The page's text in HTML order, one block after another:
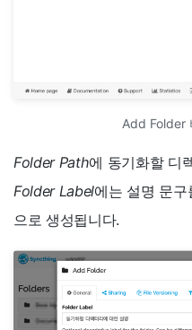
Add Folder
Folder Path에 동기화할 디
Folder Label에는 설명 문구
으로 생성됩니다.